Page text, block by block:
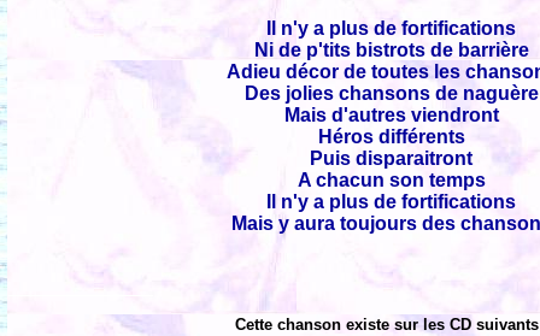
Il n'y a plus de fortifications
Ni de p'tits bistrots de barrière
Adieu décor de toutes les
Des jolies chansons de naguère
Mais d'autres viendront
Héros différents
Puis disparaitront
A chacun son temps
Il n'y a plus de fortifications
Mais y aura toujours des
Cette chanson existe sur les CD